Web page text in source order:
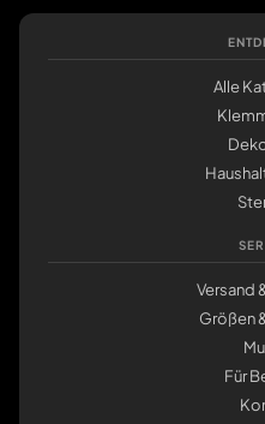
Alle
Versand
Größen
Für